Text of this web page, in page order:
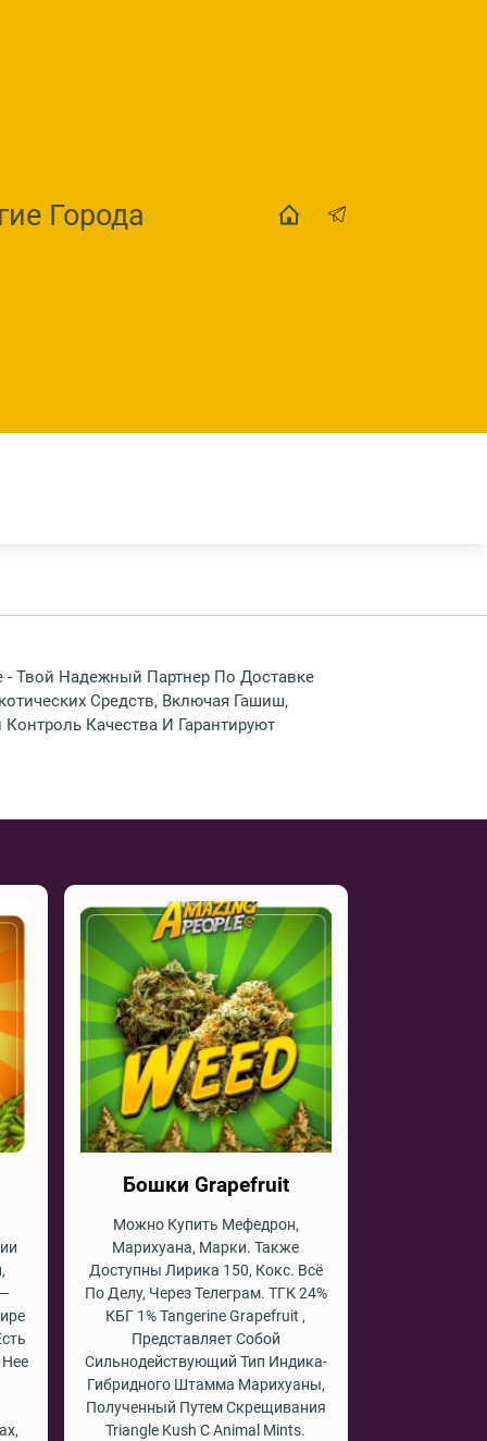
Города
- Твой Надежный Партнер По Доставке
Средств, Включая Гашиш,
Качества И Гарантируют
Нее
Бошки Grapefruit
Можно Купить Мефедрон,
Марихуана, Марки. Также
Доступны Лирика 150, Кокс. Всё
По Делу, Через Телеграм. ТГК 24%
КБГ 1% Tangerine Grapefruit ,
Представляет Собой
Сильнодействующий Тип Индика-
Гибридного Штамма Марихуаны,
Полученный Путем Скрещивания
Triangle Kush С Animal Mints.